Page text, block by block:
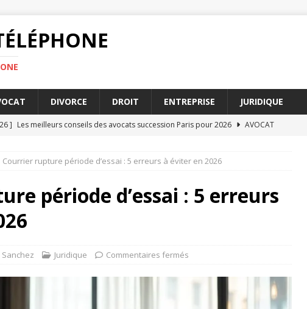
DIVORCE DROIT ENTREPRISE JURIDIQUE
] Les meilleurs conseils des avocats succession Paris pour 2026
AVOCAT
] Comment établir un acte authentique pour renforcer la validité juridique
]
Barème pension alimentaire 2026 en France : ce qu’il faut savoir
] Diffamation : quels recours pour protéger votre réputation
Courrier rupture période d’essai : 5 erreurs à éviter en 2026
période d’essai : 5 erreurs
Juridique Commentaires fermés